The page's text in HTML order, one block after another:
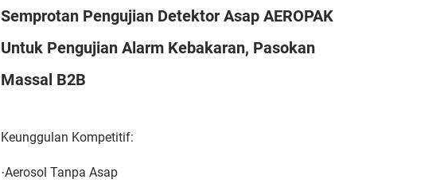
Semprotan Pengujian Detektor Asap AEROPAK
Untuk Pengujian Alarm Kebakaran, Pasokan
Massal B2B
Keunggulan Kompetitif:
·Aerosol Tanpa Asap